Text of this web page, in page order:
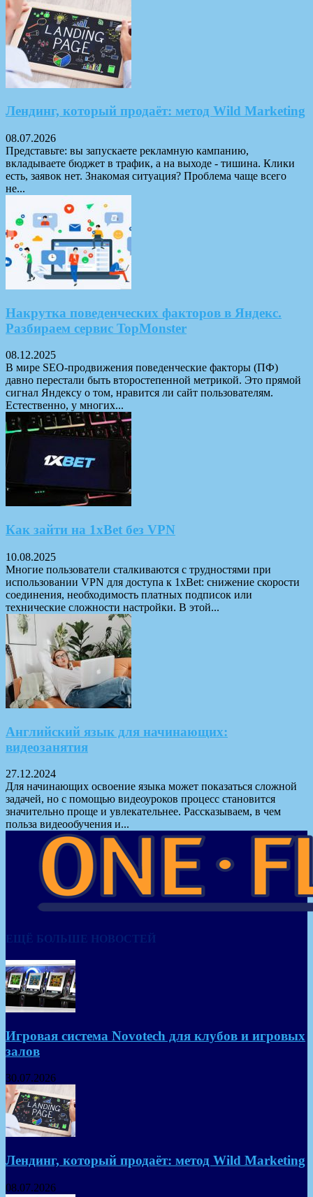
Лендинг, который продаёт: метод Wild Marketing
08.07.2026
Представьте: вы запускаете рекламную кампанию,
вкладываете бюджет в трафик, а на выходе - тишина. Клики
есть, заявок нет. Знакомая ситуация? Проблема чаще всего
не...
Накрутка поведенческих факторов в Яндекс.
Разбираем сервис TopMonster
08.12.2025
В мире SEO-продвижения поведенческие факторы (ПФ)
давно перестали быть второстепенной метрикой. Это прямой
сигнал Яндексу о том, нравится ли сайт пользователям.
Естественно, у многих...
Как зайти на 1xBet без VPN
10.08.2025
Многие пользователи сталкиваются с трудностями при
использовании VPN для доступа к 1xBet: снижение скорости
соединения, необходимость платных подписок или
технические сложности настройки. В этой...
Английский язык для начинающих:
видеозанятия
27.12.2024
Для начинающих освоение языка может показаться сложной
задачей, но с помощью видеоуроков процесс становится
значительно проще и увлекательнее. Рассказываем, в чем
польза видеообучения и...
ЕЩЁ БОЛЬШЕ НОВОСТЕЙ
Игровая система Novotech для клубов и игровых
залов
30.07.2026
Лендинг, который продаёт: метод Wild Marketing
08.07.2026